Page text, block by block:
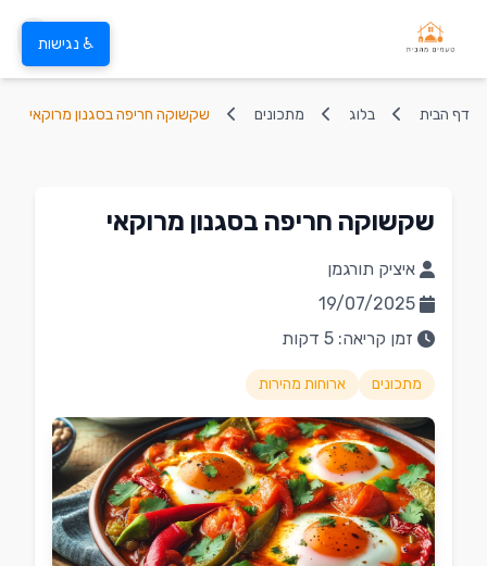
דף הבית בלוג מתכונים שקשוקה חריפה בסגנון מרוקאי
שקשוקה חריפה בסגנון מרוקאי
איציק תורגמן
19/07/2025
זמן קריאה: 5 דקות
מתכונים ארוחות מהירות
♿ נגישות